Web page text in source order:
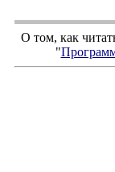
О том, как
"